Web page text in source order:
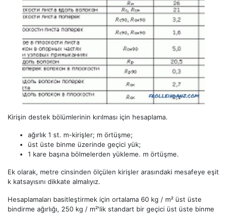
Kirişin destek bölümlerinin kırılması için hesaplama.
ağırlık 1 st. m-kirişler; m örtüşme;
üst üste binme üzerinde geçici yük;
1 kare başına bölmelerden yükleme. m örtüşme.
Ek olarak, metre cinsinden ölçülen kirişler arasındaki mesafeye eşit
k katsayısını dikkate almalıyız.
Hesaplamaları basitleştirmek için ortalama 60 kg / m² üst üste
bindirme ağırlığı, 250 kg / m²'lik standart bir geçici üst üste binme